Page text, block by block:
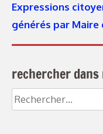
Expressions
générés par
rechercher